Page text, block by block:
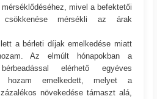
mivel a befektetői
csökkenése mérsékli az árak
a bérleti díjak emelkedése miatt
Az elmúlt hónapokban a
elérhető egyéves
hozam emelkedett, melyet a
növekedése támaszt alá,